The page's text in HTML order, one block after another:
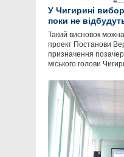
У Чигирині
поки не
Такий висновок
проект Постанови
призначення
міського голови